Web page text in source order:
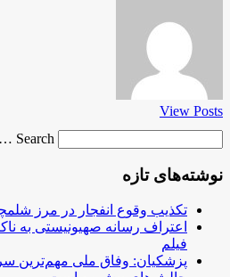
View Posts
Search …
نوشته‌های تازه
تکذیب وقوع انفجار در مرز
اعتراف رسانه صهیونیستی به
فیلم
پزشکیان: وفاق ملی مهم‌ترین